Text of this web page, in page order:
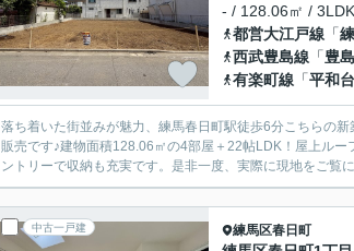
- / 128.06㎡ /
都営大江戸線 「
西武豊島線 「豊
有楽町線 「平和台
落ち着いた街並みが魅力、練馬春日町駅徒歩6分こちらの
販売です♪建物面積128.06㎡の4部屋＋22帖LDK！屋上ル
中古一戸建 練馬区春日町